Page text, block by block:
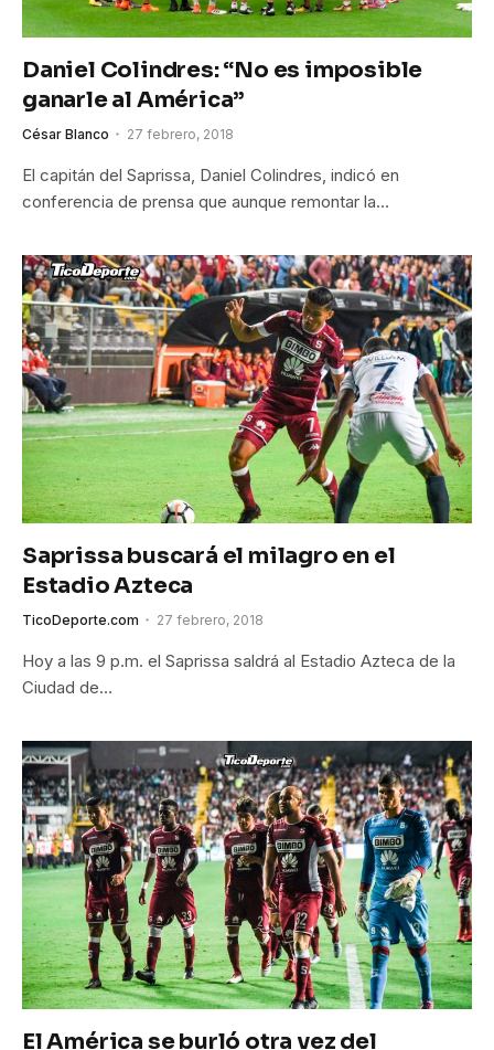
Daniel Colindres: “No es imposible
ganarle al América”
César Blanco 27 febrero, 2018
El capitán del Saprissa, Daniel Colindres, indicó en
conferencia de prensa que aunque remontar la…
Saprissa buscará el milagro en el
Estadio Azteca
TicoDeporte.com 27 febrero, 2018
Hoy a las 9 p.m. el Saprissa saldrá al Estadio Azteca de la
Ciudad de…
El América se burló otra vez del